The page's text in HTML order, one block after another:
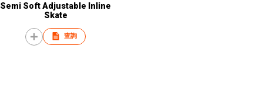
Semi Soft Adjustable Inline
Skate
查詢